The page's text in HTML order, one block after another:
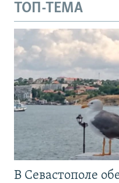
ТОП-ТЕМА
В Севастополе